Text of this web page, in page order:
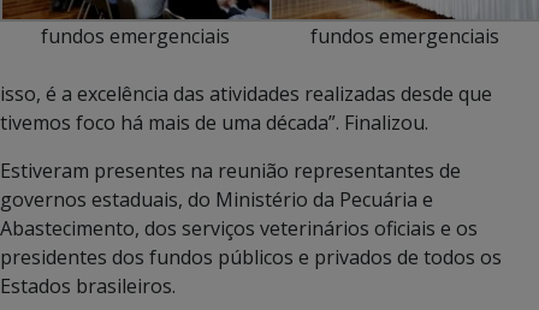
fundos emergenciais fundos emergenciais
isso, é a excelência das atividades realizadas desde que
tivemos foco há mais de uma década”. Finalizou.
Estiveram presentes na reunião representantes de
governos estaduais, do Ministério da Pecuária e
Abastecimento, dos serviços veterinários oficiais e os
presidentes dos fundos públicos e privados de todos os
Estados brasileiros.